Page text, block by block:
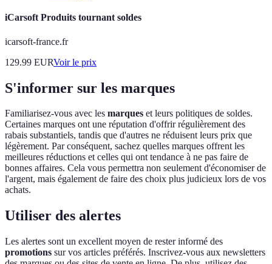
iCarsoft Produits tournant soldes
icarsoft-france.fr
129.99 EURVoir le prix
S'informer sur les marques
Familiarisez-vous avec les marques et leurs politiques de soldes.
Certaines marques ont une réputation d'offrir régulièrement des
rabais substantiels, tandis que d'autres ne réduisent leurs prix que
légèrement. Par conséquent, sachez quelles marques offrent les
meilleures réductions et celles qui ont tendance à ne pas faire de
bonnes affaires. Cela vous permettra non seulement d'économiser de
l'argent, mais également de faire des choix plus judicieux lors de vos
achats.
Utiliser des alertes
Les alertes sont un excellent moyen de rester informé des
promotions sur vos articles préférés. Inscrivez-vous aux newsletters